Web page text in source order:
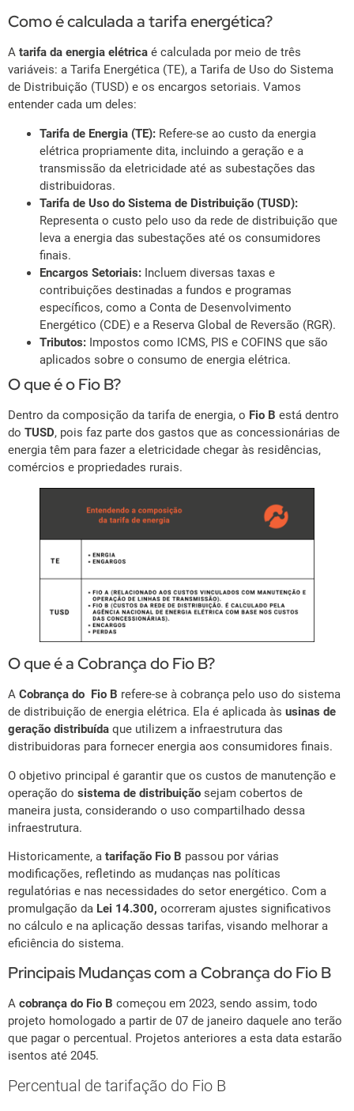
Como é calculada a tarifa energética?
A tarifa da energia elétrica é calculada por meio de três
variáveis: a Tarifa Energética (TE), a Tarifa de Uso do Sistema
de Distribuição (TUSD) e os encargos setoriais. Vamos
entender cada um deles:
Tarifa de Energia (TE): Refere-se ao custo da energia
elétrica propriamente dita, incluindo a geração e a
transmissão da eletricidade até as subestações das
distribuidoras.
Tarifa de Uso do Sistema de Distribuição (TUSD):
Representa o custo pelo uso da rede de distribuição que
leva a energia das subestações até os consumidores
finais.
Encargos Setoriais: Incluem diversas taxas e
contribuições destinadas a fundos e programas
específicos, como a Conta de Desenvolvimento
Energético (CDE) e a Reserva Global de Reversão (RGR).
Tributos: Impostos como ICMS, PIS e COFINS que são
aplicados sobre o consumo de energia elétrica.
O que é o Fio B?
Dentro da composição da tarifa de energia, o Fio B está dentro
do TUSD, pois faz parte dos gastos que as concessionárias de
energia têm para fazer a eletricidade chegar às residências,
comércios e propriedades rurais.
O que é a Cobrança do Fio B?
A Cobrança do Fio B refere-se à cobrança pelo uso do sistema
de distribuição de energia elétrica. Ela é aplicada às usinas de
geração distribuída que utilizem a infraestrutura das
distribuidoras para fornecer energia aos consumidores finais.
O objetivo principal é garantir que os custos de manutenção e
operação do sistema de distribuição sejam cobertos de
maneira justa, considerando o uso compartilhado dessa
infraestrutura.
Historicamente, a tarifação Fio B passou por várias
modificações, refletindo as mudanças nas políticas
regulatórias e nas necessidades do setor energético. Com a
promulgação da Lei 14.300, ocorreram ajustes significativos
no cálculo e na aplicação dessas tarifas, visando melhorar a
eficiência do sistema.
Principais Mudanças com a Cobrança do Fio B
A cobrança do Fio B começou em 2023, sendo assim, todo
projeto homologado a partir de 07 de janeiro daquele ano terão
que pagar o percentual. Projetos anteriores a esta data estarão
isentos até 2045.
Percentual de tarifação do Fio B